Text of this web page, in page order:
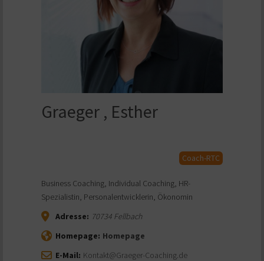
Graeger , Esther
Coach-RTC
Business Coaching, Individual Coaching, HR-
Spezialistin, Personalentwicklerin, Ökonomin
Adresse: 70734 Fellbach
Homepage: Homepage
E-Mail: Kontakt@Graeger-Coaching.de